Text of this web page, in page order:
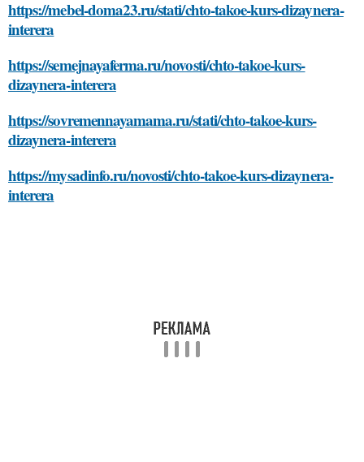
https://mebel-doma23.ru/stati/chto-takoe-kurs-dizaynera-
interera
https://semejnayaferma.ru/novosti/chto-takoe-kurs-
dizaynera-interera
https://sovremennayamama.ru/stati/chto-takoe-kurs-
dizaynera-interera
https://mysadinfo.ru/novosti/chto-takoe-kurs-dizaynera-
interera